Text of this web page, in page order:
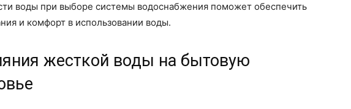
воды при выборе системы водоснабжения поможет обеспечить
и комфорт в использовании воды.
жесткой воды на бытовую